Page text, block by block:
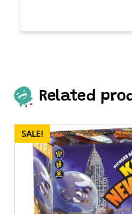
Related
SALE!